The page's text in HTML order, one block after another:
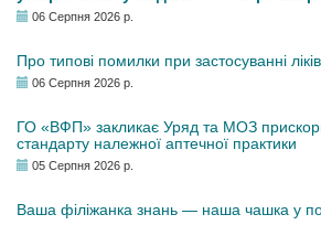
06 Серпня 2026 р.
Про типові помилки при застосуванні ліків
06 Серпня 2026 р.
ГО «ВФП» закликає Уряд та МОЗ
стандарту належної аптечної практики
05 Серпня 2026 р.
Ваша філіжанка знань — наша чашка у